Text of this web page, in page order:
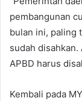
pembangunan
bulan ini, paling
sudah
APBD harus
Kembali pada